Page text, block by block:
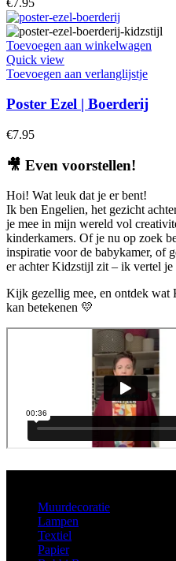
Toevoegen aan winkelwagen
Quick view
Toevoegen aan verlanglijstje
Poster Ezel | Boerderij
€7.95
🎥 Even voorstellen!
Hoi! Wat leuk dat je er bent!
Ik ben Engelien, het gezicht
je mee in mijn wereld vol
kinderkamers. Of je nu op zoek
inspiratie voor de babykamer, of
er achter Kidzstijl zit – ik vertel je
Kijk gezellig mee, en ontdek
kan betekenen 💛
Muurdecoratie
Lampen
Textiel
Papier